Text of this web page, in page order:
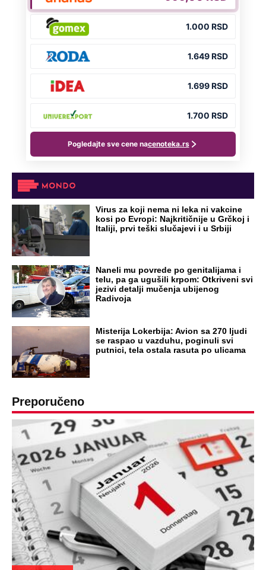
OD NAVODNOG HEROJA DO BRUTALNOG UBICE
GENERAL IVAN STRELJAO SRBE, A
HRVATI GA SLAVILI KAO HEROJA KNINA:
UBIJAO!
DRAMA ZBOG LJUBAVNE PRIČE
Zbog svadbe trudne Srpkinje i Albanca
proradio nacionalizam! Popljuvali ih samo
tako: "Ti si svoje srpsko izdala"
RAJ!
Žene u Srbiji su poludele za njima,
ogledaju se, bacaju pare: Ovde bunde
koštaju 100 evra, a neke i 2.000 dinara!